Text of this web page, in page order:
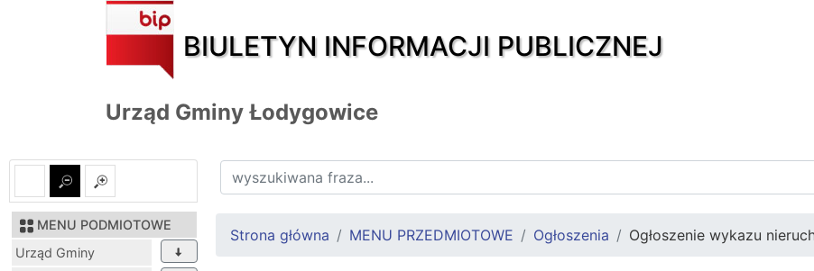
BIULETYN INFORMACJI PUBLICZNEJ
Urząd Gminy Łodygowice
MENU PODMIOTOWE
Urząd Gminy
Strona główna MENU PRZEDMIOTOWE Ogłoszenia Ogłoszenie wykazu